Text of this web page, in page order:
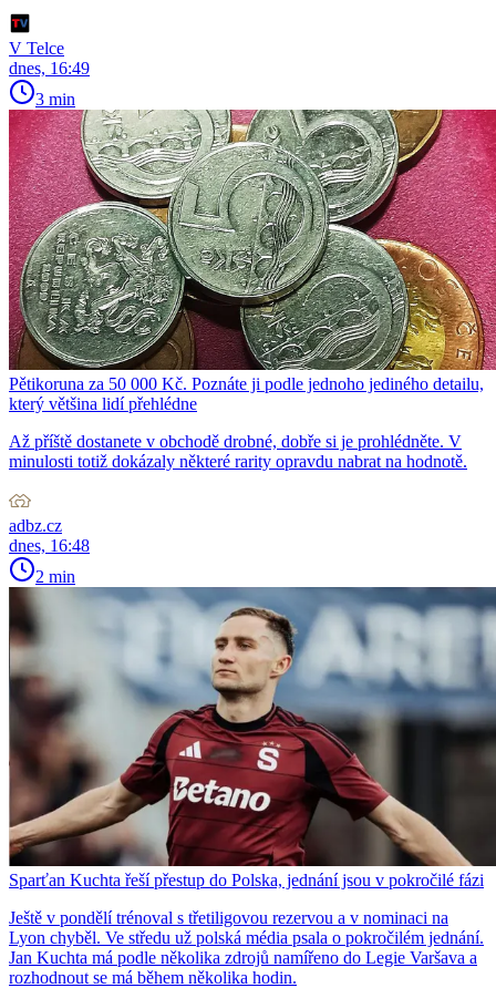
V Telce
dnes, 16:49
3 min
Pětikoruna za 50 000 Kč. Poznáte ji podle jednoho jediného detailu,
který většina lidí přehlédne
Až příště dostanete v obchodě drobné, dobře si je prohlédněte. V
minulosti totiž dokázaly některé rarity opravdu nabrat na hodnotě.
adbz.cz
dnes, 16:48
2 min
Sparťan Kuchta řeší přestup do Polska, jednání jsou v pokročilé fázi
Ještě v pondělí trénoval s třetiligovou rezervou a v nominaci na
Lyon chyběl. Ve středu už polská média psala o pokročilém jednání.
Jan Kuchta má podle několika zdrojů namířeno do Legie Varšava a
rozhodnout se má během několika hodin.